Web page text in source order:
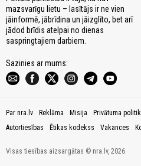
mazsvarīgu lietu – lasītājs ir ne vien
jāinformē, jābrīdina un jāizglīto, bet arī
jādod brīdis atelpai no dienas
saspringtajiem darbiem.
Sazinies ar mums:
Par nra.lv Reklāma Misija Privātuma
Autortiesības
Ētikas kodekss Vakances
Visas tiesības aizsargātas © nra.lv, 2026